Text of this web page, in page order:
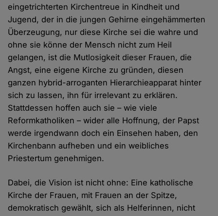
eingetrichterten Kirchentreue in Kindheit und
Jugend, der in die jungen Gehirne eingehämmerten
Überzeugung, nur diese Kirche sei die wahre und
ohne sie könne der Mensch nicht zum Heil
gelangen, ist die Mutlosigkeit dieser Frauen, die
Angst, eine eigene Kirche zu gründen, diesen
ganzen hybrid-arroganten Hierarchieapparat hinter
sich zu lassen, ihn für irrelevant zu erklären.
Stattdessen hoffen auch sie – wie viele
Reformkatholiken – wider alle Hoffnung, der Papst
werde irgendwann doch ein Einsehen haben, den
Kirchenbann aufheben und ein weibliches
Priestertum genehmigen.
Dabei, die Vision ist nicht ohne: Eine katholische
Kirche der Frauen, mit Frauen an der Spitze,
demokratisch gewählt, sich als Helferinnen, nicht